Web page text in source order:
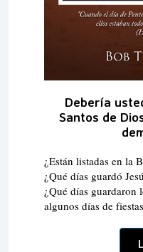
Debería
Santos de
¿Están listadas en la
¿Qué días guardó
¿Qué días guardaron
algunos días de